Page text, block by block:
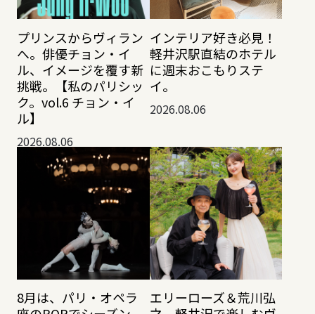
プリンスからヴィラン
へ。俳優チョン・イ
ル、イメージを覆す新
挑戦。【私のパリシッ
ク。vol.6 チョン・イ
ル】
2026.08.06
インテリア好き必見！
軽井沢駅直結のホテル
に週末おこもりステ
イ。
2026.08.06
8月は、パリ・オペラ
エリーローズ＆荒川弘